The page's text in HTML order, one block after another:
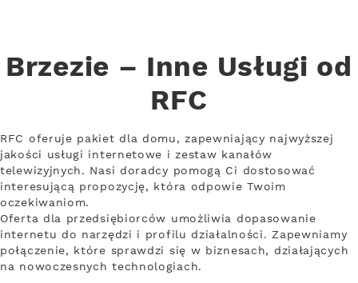
Brzezie – Inne Usługi od
RFC
RFC oferuje pakiet dla domu, zapewniający najwyższej
jakości usługi internetowe i zestaw kanałów
telewizyjnych. Nasi doradcy pomogą Ci dostosować
interesującą propozycję, która odpowie Twoim
oczekiwaniom.
Oferta dla przedsiębiorców umożliwia dopasowanie
internetu do narzędzi i profilu działalności. Zapewniamy
połączenie, które sprawdzi się w biznesach, działających
na nowoczesnych technologiach.